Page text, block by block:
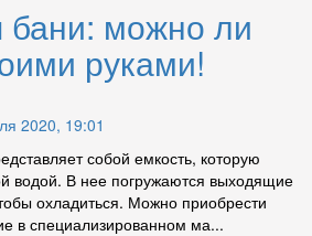
бани: можно ли
руками!
2020, 19:01
собой емкость, которую
водой. В нее погружаются выходящие
охладиться. Можно приобрести
в специализированном ма...